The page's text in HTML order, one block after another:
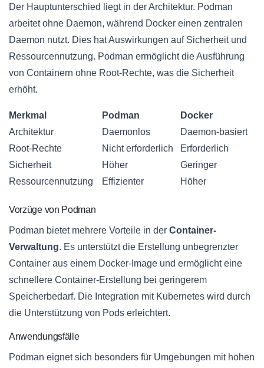
Der Hauptunterschied liegt in der Architektur. Podman
arbeitet ohne Daemon, während Docker einen zentralen
Daemon nutzt. Dies hat Auswirkungen auf Sicherheit und
Ressourcennutzung. Podman ermöglicht die Ausführung
von Containern ohne Root-Rechte, was die Sicherheit
erhöht.
Merkmal Podman
Docker
Architektur
Daemonlos
Daemon-basiert
Root-Rechte
Nicht erforderlich
Erforderlich
Sicherheit
Höher
Geringer
Ressourcennutzung
Effizienter Höher
Vorzüge von Podman
Podman bietet mehrere Vorteile in der Container-
Verwaltung. Es unterstützt die Erstellung unbegrenzter
Container aus einem Docker-Image und ermöglicht eine
schnellere Container-Erstellung bei geringerem
Speicherbedarf. Die Integration mit Kubernetes wird durch
die Unterstützung von Pods erleichtert.
Anwendungsfälle
Podman eignet sich besonders für Umgebungen mit hohen